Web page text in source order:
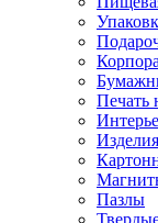
Печать
Пазлы